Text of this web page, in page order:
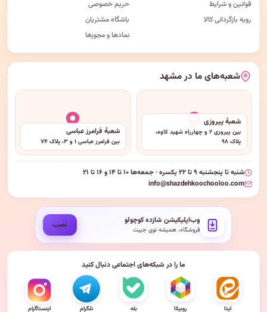
قوانین و شرایط
رویه بازگردانی کالا
حریم خصوصی
باشگاه مشتریان
نمادها و مجوزها
شعبه‌های ما در مشهد
شعبهٔ پیروزی
بین پیروزی ۲ و چهارراه شهید کاوه،
پلاک ۹۸
شعبهٔ فرامرز عباسی
بین فرامرز عباسی ۱ و ۳، پلاک ۷۴
شنبه تا پنجشنبه ۹ تا ۲۲ یکسره · جمعه‌ها ۱۰ تا ۱۴ و ۱۶ تا ۲۱
info@shazdehkoochooloo.com
وب‌اپلیکیشن شازده کوچولو
فروشگاه، همیشه توی جیبت نصب
ما را در شبکه‌های اجتماعی دنبال کنید
ایتا روبیکا بله تلگرام اینستاگرام